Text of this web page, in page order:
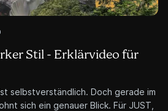
Stil - Erklärvideo für
selbstverständlich. Doch gerade im
sich ein genauer Blick. Für JUST,